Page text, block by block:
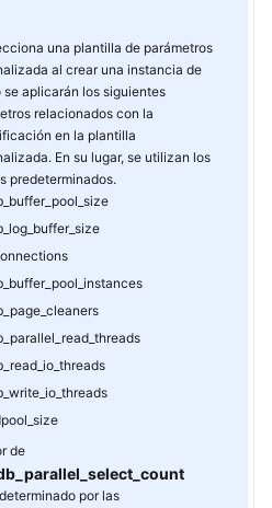
una plantilla de parámetros
al crear una instancia de
se aplicarán los siguientes
relacionados con la
en la plantilla
En su lugar, se utilizan los
predeterminados.
de
por las